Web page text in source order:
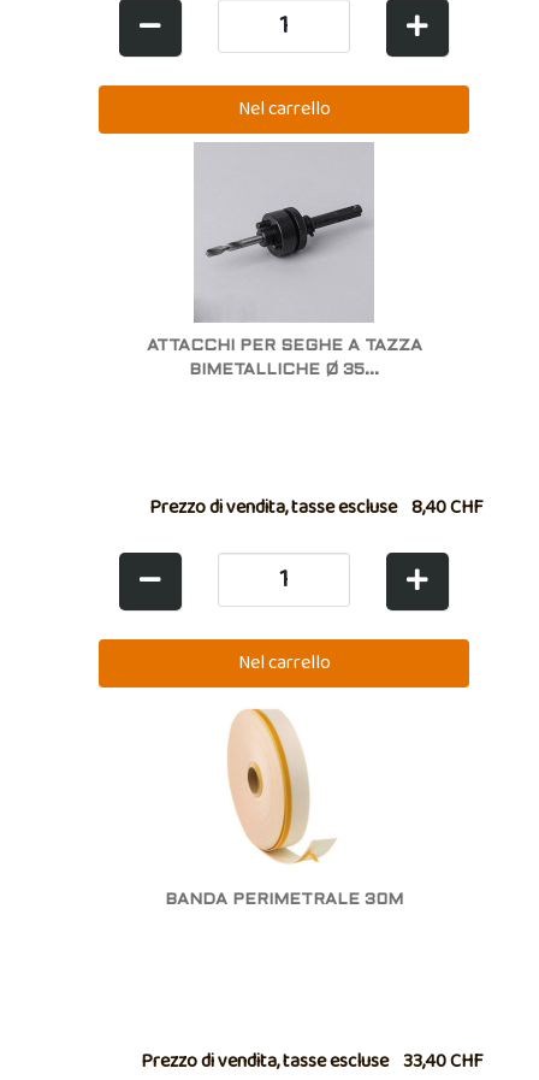
ATTACCHI PER SEGHE A TAZZA
BIMETALLICHE Ø 35...
Prezzo di vendita, tasse escluse 8,40 CHF
BANDA PERIMETRALE 30M
Prezzo di vendita, tasse escluse 33,40 CHF